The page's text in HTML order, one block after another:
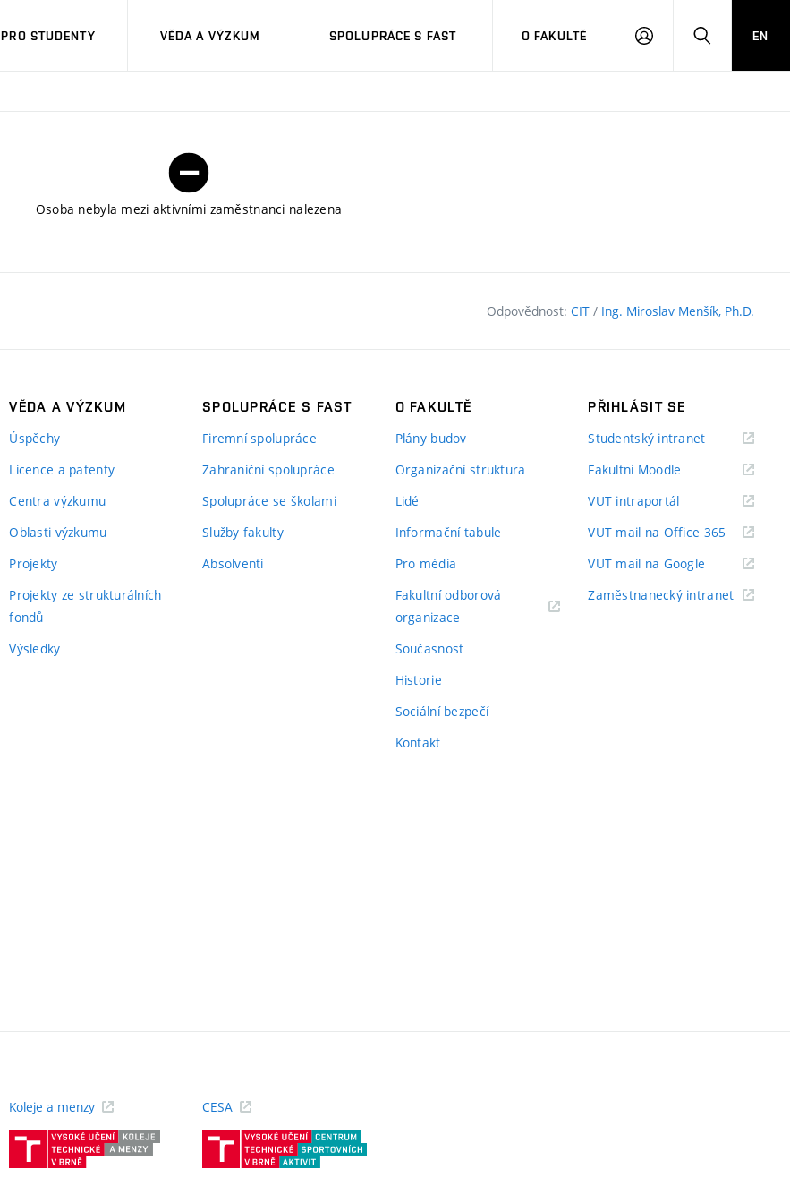
PRO STUDENTY VĚDA A VÝZKUM SPOLUPRÁCE S FAST O FAKULTĚ
PŘIHLÁSITHLEDAT
EN
Osoba nebyla mezi aktivními zaměstnanci nalezena
Odpovědnost: CIT / Ing. Miroslav Menšík, Ph.D.
VĚDA A VÝZKUM
Úspěchy
Licence a patenty
Centra výzkumu
Oblasti výzkumu
Projekty
Projekty ze strukturálních
fondů
Výsledky
SPOLUPRÁCE S FAST
Firemní spolupráce
Zahraniční spolupráce
Spolupráce se školami
Služby fakulty
Absolventi
O FAKULTĚ
Plány budov
Organizační struktura
Lidé
Informační tabule
Pro média
Fakultní odborová
organizace
Současnost
Historie
Sociální bezpečí
Kontakt
PŘIHLÁSIT SE
Studentský intranet(externí
Fakultní Moodle
VUT intraportál(externí
VUT mail na Office 365 (externí
VUT mail na Google (externí
Zaměstnanecký intranet(externí
Koleje a menzy
(externí
CESA